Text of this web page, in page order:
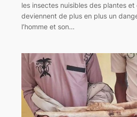
les insectes nuisibles des plantes et
deviennent de plus en plus un
l’homme et son…